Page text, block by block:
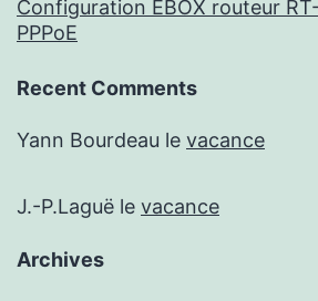
Configuration EBOX routeur
PPPoE
Recent Comments
Yann Bourdeau le vacance
J.-P.Laguë le vacance
Archives